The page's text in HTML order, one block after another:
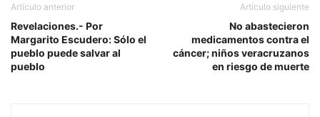
Artículo anterior
Revelaciones.- Por
Margarito Escudero: Sólo el
pueblo puede salvar al
pueblo
Artículo siguiente
No abastecieron
medicamentos contra el
cáncer; niños veracruzanos
en riesgo de muerte